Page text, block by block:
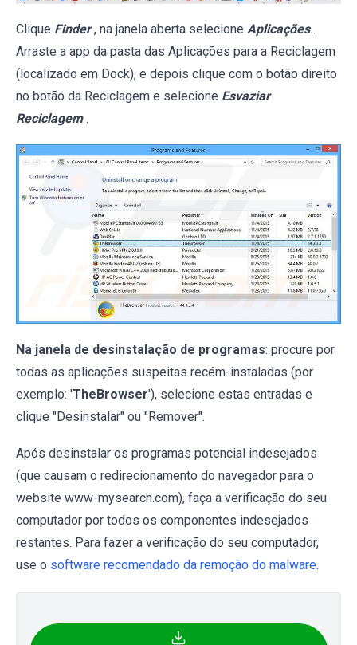
Clique Finder , na janela aberta selecione Aplicações .
Arraste a app da pasta das Aplicações para a Reciclagem
(localizado em Dock), e depois clique com o botão direito
no botão da Reciclagem e selecione Esvaziar
Reciclagem .
Na janela de desinstalação de programas: procure por
todas as aplicações suspeitas recém-instaladas (por
exemplo: 'TheBrowser'), selecione estas entradas e
clique "Desinstalar" ou "Remover".
Após desinstalar os programas potencial indesejados
(que causam o redirecionamento do navegador para o
website www-mysearch.com), faça a verificação do seu
computador por todos os componentes indesejados
restantes. Para fazer a verificação do seu computador,
use o software recomendado da remoção do malware.